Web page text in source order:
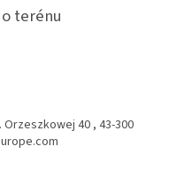
terénu
Orzeszkowej 40 , 43-300